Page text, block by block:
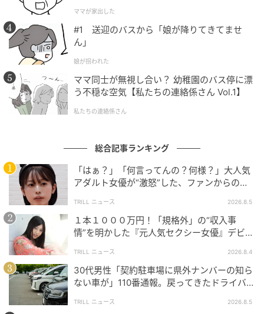
マイナビウーマン
温かなオレンジのボトルにぴったりの、“DAYGLOW
PEAR”の香りも魅力のひとつ。みずみずしいペアに華や
かな紅茶の香り、さらに甘いフローラルが重なり合
い、使う度に心までやわらかくほどけていくような感
覚です。
■夏のダメージ対策にSoruleの「SHINE」がお役立ち
ママが家出した
#1 送迎のバスから「娘が降りてきてませ
ん」
娘が拐われた
ママ同士が無視し合い？ 幼稚園のバス停に漂
う不穏な空気【私たちの連絡係さん Vol.1】
私たちの連絡係さん
総合記事ランキング
「はぁ？」「何言ってんの？何様？」大人気
アダルト女優が“激怒”した、ファンからの
TRILL ニュース 2026.8.5
１本１０００万円！「規格外」の“収入事
情”を明かした『元人気セクシー女優』デビュ
TRILL ニュース 2026.8.4
30代男性「契約駐車場に県外ナンバーの知ら
ない車が」110番通報。戻ってきたドライバー
TRILL ニュース 2026.8.5